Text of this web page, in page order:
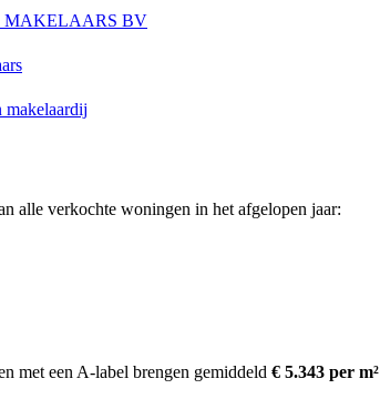
MAKELAARS BV
makelaardij
alle verkochte woningen in het afgelopen jaar:
met een A-label brengen gemiddeld € 5.343 per m²